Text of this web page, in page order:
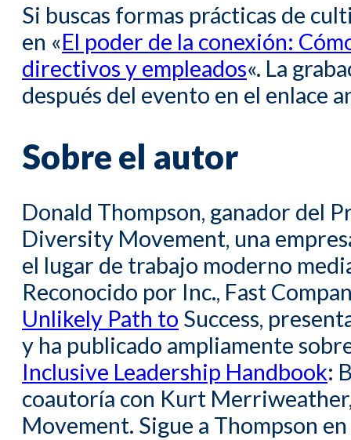
Si buscas formas prácticas de
en «El poder de la conexión:
directivos y empleados«. La
después del evento en el enlace
Sobre el autor
Donald Thompson, ganador del
Diversity Movement, una
el lugar de trabajo moderno
Reconocido por Inc., Fast
Unlikely Path to Success,
y ha publicado ampliamente
Inclusive Leadership Handbook:
coautoría con Kurt
Movement. Sigue a Thompson en